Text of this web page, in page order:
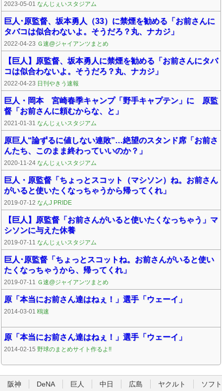
2023-05-01 なんじぇいスタジアム
巨人･原監督、坂本勇人（33）に禁煙を勧める「お前さんに
タバコは似合わないよ。そうだろ？丸、ナカジ」
2022-04-23 Ｇ速@ジャイアンツまとめ
【巨人】原監督、坂本勇人に禁煙を勧める「お前さんにタバ
コは似合わないよ。そうだろ？丸、ナカジ」
2022-04-23 日刊やきう速報
巨人・岡本 宮崎春季キャンプ「野手キャプテン」に 原監
督「お前さんに頼むからな、と」
2021-01-31 なんじぇいスタジアム
原巨人“論ずるに値しない連敗”…絶望のスタンド席「お前さ
んたち、このまま終わっていいのか？」
2020-11-24 なんじぇいスタジアム
巨人・原監督「ちょっとスコット（マシソン）ね。お前さん
がいると使いたくなっちゃうから帰ってくれ」
2019-07-12 なんJ PRIDE
【巨人】原監督「お前さんがいると使いたくなっちゃう」マ
シソンに与えた休養
2019-07-11 なんじぇいスタジアム
巨人･原監督「ちょっとスコットね。お前さんがいると使い
たくなっちゃうから、帰ってくれ」
2019-07-11 Ｇ速@ジャイアンツまとめ
原「本当にお前さん達はねぇ！」選手「ウェーイ」
2014-03-01 鴎速
原「本当にお前さん達はねぇ！」選手「ウェーイ」
2014-02-15 野球のまとめサイト作るよ!!
阪神 DeNA 巨人 中日 広島 ヤクルト ソフ